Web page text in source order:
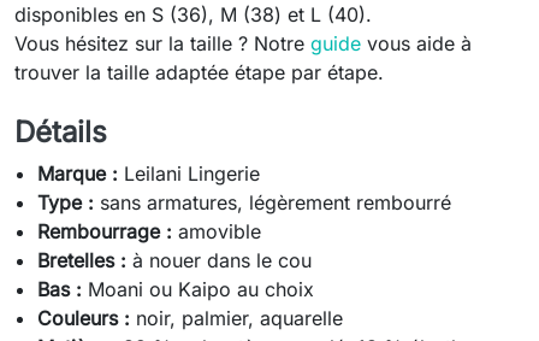
disponibles en S (36), M (38) et L (40).
Vous hésitez sur la taille ? Notre guide vous aide à
trouver la taille adaptée étape par étape.
Détails
Marque : Leilani Lingerie
Type : sans armatures, légèrement rembourré
Rembourrage : amovible
Bretelles : à nouer dans le cou
Bas : Moani ou Kaipo au choix
Couleurs : noir, palmier, aquarelle